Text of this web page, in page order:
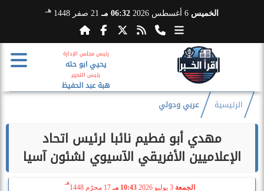
الخميس 06:32 مـ 21 صفر 1448 هـ
رئيس مجلس الإدارة
يحيي ابو حته
رئيس التحرير
هبة عبد الحفيظ
الرئيسية عربي ودولي
مهدي أبو فطيم نائبا لرئيس اتحاد
الإعلاميين الأفريقي الآسيوي لشئون آسيا
الجمعة 3 يوليو 2026 10:43 مـ 17 محرّم 1448
هـ